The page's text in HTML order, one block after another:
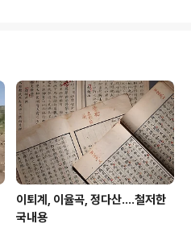
전 연구와 완전
있는 생동감을
하고 있는 것이
는가 이미 죽어 박
것이다.
이퇴계, 이율곡, 정다산....철저한
국내용